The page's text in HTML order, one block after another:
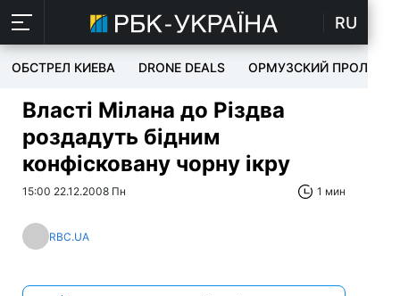
RU
ОБСТРЕЛ КИЕВА DRONE DEALS ОРМУЗСКИЙ ПРОЛИВ
Власті Мілана до Різдва
роздадуть бідним
конфісковану чорну ікру
15:00 22.12.2008 Пн 1 мин
RBC.UA